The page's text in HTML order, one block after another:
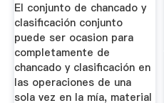
El conjunto de chancado y
clasificación conjunto
puede ser ocasion para
completamente de
chancado y clasificación en
las operaciones de una
sola vez en la mía, material